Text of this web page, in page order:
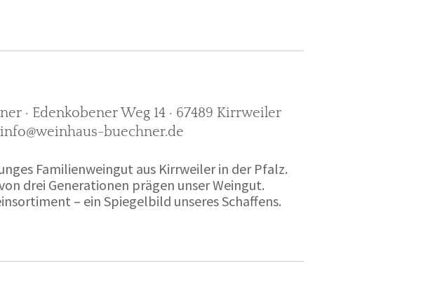
· Edenkobener Weg 14 · 67489 Kirrweiler
info@weinhaus-buechner.de
Familienweingut aus Kirrweiler in der Pfalz.
drei Generationen prägen unser Weingut.
– ein Spiegelbild unseres Schaffens.